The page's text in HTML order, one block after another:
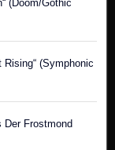
(Doom/Gothic
Rising“ (Symphonic
Der Frostmond